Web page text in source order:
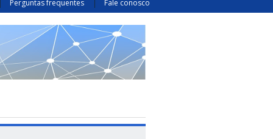
Perguntas frequentes Fale conosco